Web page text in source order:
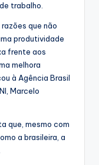
trabalho.
que não
produtividade
frente aos
melhora
à Agência Brasil
Marcelo
que, mesmo com
a brasileira, a